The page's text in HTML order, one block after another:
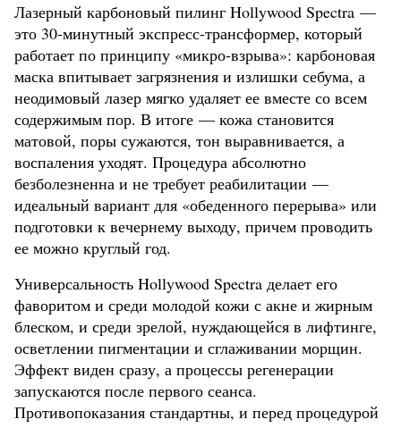
Лазерный карбоновый пилинг Hollywood Spectra —
это 30-минутный экспресс-трансформер, который
работает по принципу «микро-взрыва»: карбоновая
маска впитывает загрязнения и излишки себума, а
неодимовый лазер мягко удаляет ее вместе со всем
содержимым пор. В итоге — кожа становится
матовой, поры сужаются, тон выравнивается, а
воспаления уходят. Процедура абсолютно
безболезненна и не требует реабилитации —
идеальный вариант для «обеденного перерыва» или
подготовки к вечернему выходу, причем проводить
ее можно круглый год.
Универсальность Hollywood Spectra делает его
фаворитом и среди молодой кожи с акне и жирным
блеском, и среди зрелой, нуждающейся в лифтинге,
осветлении пигментации и сглаживании морщин.
Эффект виден сразу, а процессы регенерации
запускаются после первого сеанса.
Противопоказания стандартны, и перед процедурой